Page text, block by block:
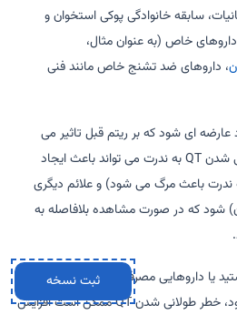
سابقه خانوادگی پوکی استخوان و
خاص (به عنوان مثال،
، داروهای ضد تشنج خاص مانند فنی
ای شود که بر ریتم قبل تاثیر می
گذارد (طولانی شدن QT). طولانی شدن QT به ندرت می تواند باعث ایجاد
ندرت باعث مرگ می شود) و علائم دیگری
شود که در صورت مشاهده بلافاصله به
یا داروهایی مصرف می کنید که ممکن
است باعث طولانی شدن QT شود، خطر طولانی شدن QT ممکن است افزایش
ثبت نسخه